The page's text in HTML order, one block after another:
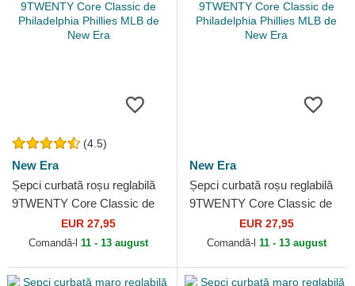
(4.5)
New Era
Șepci curbată roșu reglabilă
9TWENTY Core Classic de
Philadelphia Phillies MLB de
New Era
EUR 27,95
Comandă-l 11 - 13 august
New Era
Șepci curbată roșu reglabilă
9TWENTY Core Classic de
Philadelphia Phillies MLB de
New Era
EUR 27,95
Comandă-l 11 - 13 august